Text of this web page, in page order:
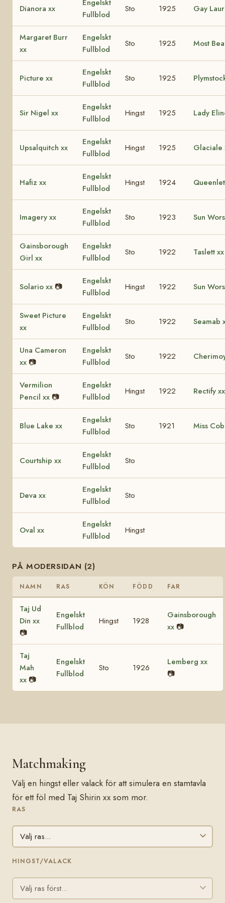
Dianora xx
Engelskt
Fullblod
Sto 1925 Gay
Margaret Burr
xx
Engelskt
Fullblod
Sto 1925 Most
Picture xx
Engelskt
Fullblod
Sto 1925
Sir Nigel xx
Engelskt
Fullblod
Hingst 1925 Lady
Upsalquitch xx
Engelskt
Fullblod
Hingst 1925 Glaciale
Hafiz xx
Engelskt
Fullblod
Hingst 1924
Imagery xx
Engelskt
Fullblod
Sto 1923 Sun
Gainsborough
Girl xx
Engelskt
Fullblod
Sto 1922 Taslett xx
Solario xx 📷
Engelskt
Fullblod
Hingst 1922 Sun
Sweet Picture
xx
Engelskt
Fullblod
Sto 1922 Seamab
Una Cameron
xx 📷
Engelskt
Fullblod
Sto 1922
Vermilion
Pencil xx 📷
Engelskt
Fullblod
Hingst 1922 Rectify xx
Blue Lake xx
Engelskt
Fullblod
Sto 1921 Miss
Courtship xx
Engelskt
Fullblod
Sto
Deva xx
Engelskt
Fullblod
Sto
Oval xx
Engelskt
Fullblod
Hingst
PÅ MODERSIDAN (2)
NAMN RAS KÖN FÖDD FAR
Taj Ud
Din xx
📷
Engelskt
Fullblod
Hingst 1928
Gainsborough
xx 📷
Taj
Mah
xx 📷
Engelskt
Fullblod
Sto 1926
Lemberg xx
📷
Matchmaking
Välj en hingst eller valack för att simulera en stamtavla
för ett föl med Taj Shirin xx som mor.
RAS
HINGST/VALACK